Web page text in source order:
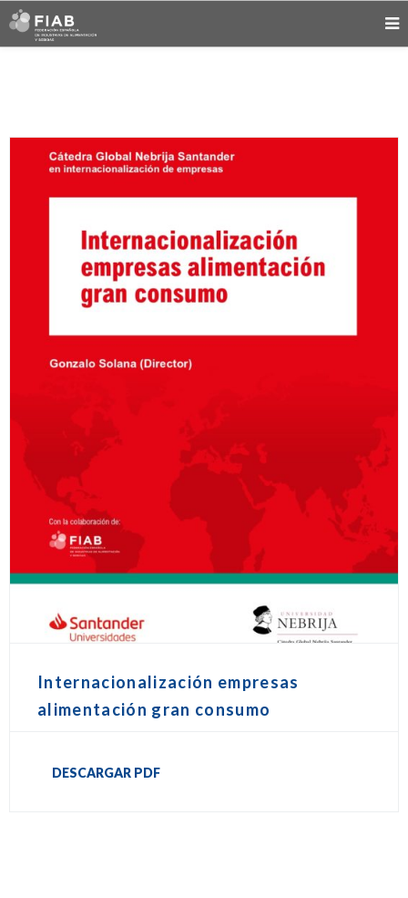
Internacionalización empresas
alimentación gran consumo
DESCARGAR PDF